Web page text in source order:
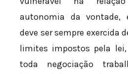
autonomia da vontade,
deve ser sempre exercida
limites impostos pela lei,
toda negociação